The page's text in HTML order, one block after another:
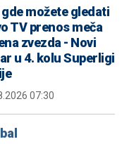
gde možete gledati
TV prenos meča
zvezda - Novi
u 4. kolu Superligi
07:30